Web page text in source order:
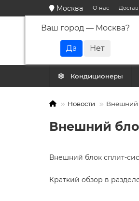
Москва
Ваш город — Москва?
О нас
Кондиционеры
Новости Внешний
Внешний
Внешний блок сплит-
Краткий обзор в